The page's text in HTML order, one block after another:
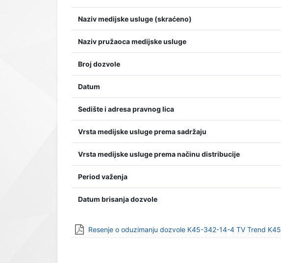
Naziv medijske usluge (skraćeno)
Naziv pružaoca medijske usluge
Broj dozvole
Datum
Sedište i adresa pravnog lica
Vrsta medijske usluge prema sadržaju
Vrsta medijske usluge prema načinu distribucije
Period važenja
Datum brisanja dozvole
Resenje o oduzimanju dozvole K45-342-14-4 TV Trend K45